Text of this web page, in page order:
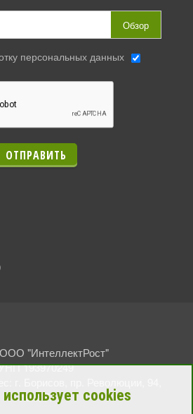
Обзор
персональных данных
ОТПРАВИТЬ
"ИнтеллектРост"
193970249
пом. 7.
cookies